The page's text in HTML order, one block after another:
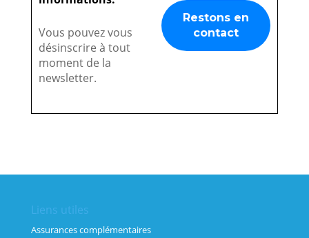
Vous pouvez vous
désinscrire à tout
moment de la
newsletter.
Liens utiles
Assurances complémentaires